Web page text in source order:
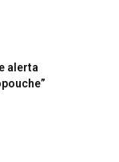
alerta